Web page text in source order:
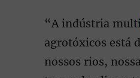
“A indústria
agrotóxicos está
nossos rios,